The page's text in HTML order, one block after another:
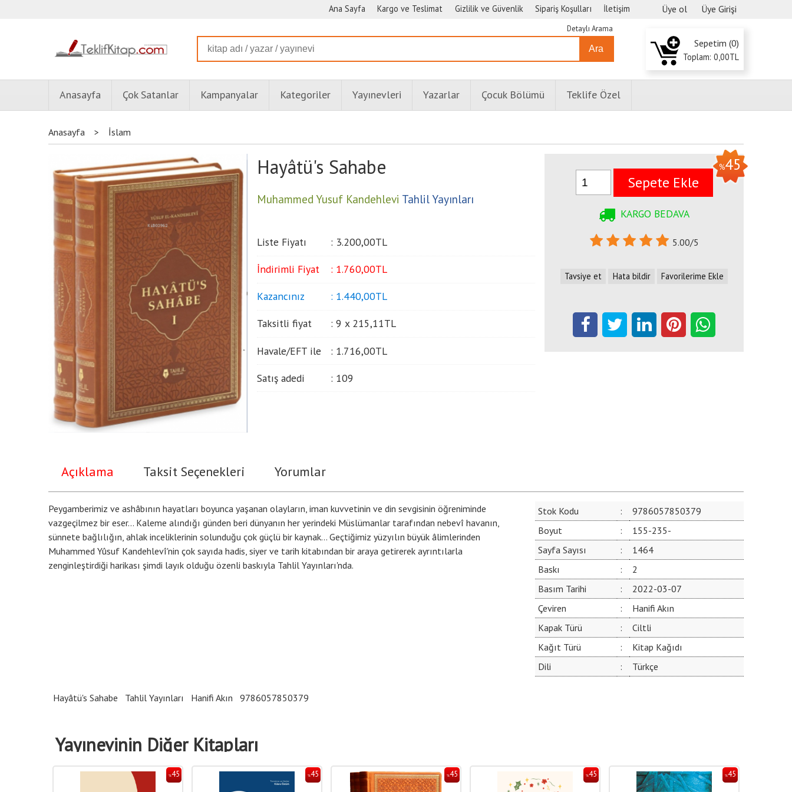
Üye ol Üye Girişi
Ana Sayfa Kargo ve Teslimat Gizlilik ve Güvenlik Sipariş Koşulları İletişim
Ara
Detaylı Arama
Sepetim (0)
Toplam: 0 ,00TL
Anasayfa Çok Satanlar Kampanyalar Kategoriler Yayınevleri Yazarlar Çocuk Bölümü Teklife Özel
Anasayfa > İslam
Hayâtü's Sahabe
Muhammed Yusuf Kandehlevi Tahlil Yayınları
Liste Fiyatı : 3.200,00TL
İndirimli Fiyat : 1.760,00TL
Kazancınız : 1.440,00TL
Taksitli fiyat : 9 x 215,11TL
Havale/EFT ile : 1.716,00TL
Satış adedi : 109
%45
Sepete Ekle
KARGO BEDAVA
5.00/5
Tavsiye et Hata bildir Favorilerime Ekle
Açıklama Taksit Seçenekleri Yorumlar
Peygamberimiz ve ashâbının hayatları boyunca yaşanan olayların, iman kuvvetinin ve din sevgisinin öğreniminde
vazgeçilmez bir eser... Kaleme alındığı günden beri dünyanın her yerindeki Müslümanlar tarafından nebevî havanın,
sünnete bağlılığın, ahlak inceliklerinin solunduğu çok güçlü bir kaynak... Geçtiğimiz yüzyılın büyük âlimlerinden
Muhammed Yûsuf Kandehlevî'nin çok sayıda hadis, siyer ve tarih kitabından bir araya getirerek ayrıntılarla
zenginleştirdiği harikası şimdi layık olduğu özenli baskıyla Tahlil Yayınları'nda.
Stok Kodu :
9786057850379
Boyut
:
155-235-
Sayfa Sayısı
:
1464
Baskı
:
2
Basım Tarihi
:
2022-03-07
Çeviren
:
Hanifi Akın
Kapak Türü
:
Ciltli
Kağıt Türü
:
Kitap Kağıdı
Dili
: Türkçe
Hayâtü's Sahabe Tahlil Yayınları Hanifi Akın 9786057850379
Yayınevinin Diğer Kitapları
%45 %45 %45 %45 %45